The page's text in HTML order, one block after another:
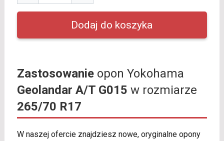
Zastosowanieopon Yokohama
Geolandar A/T G015 w rozmiarze
265/70 R17
W naszej ofercie znajdziesz nowe, oryginalne opony